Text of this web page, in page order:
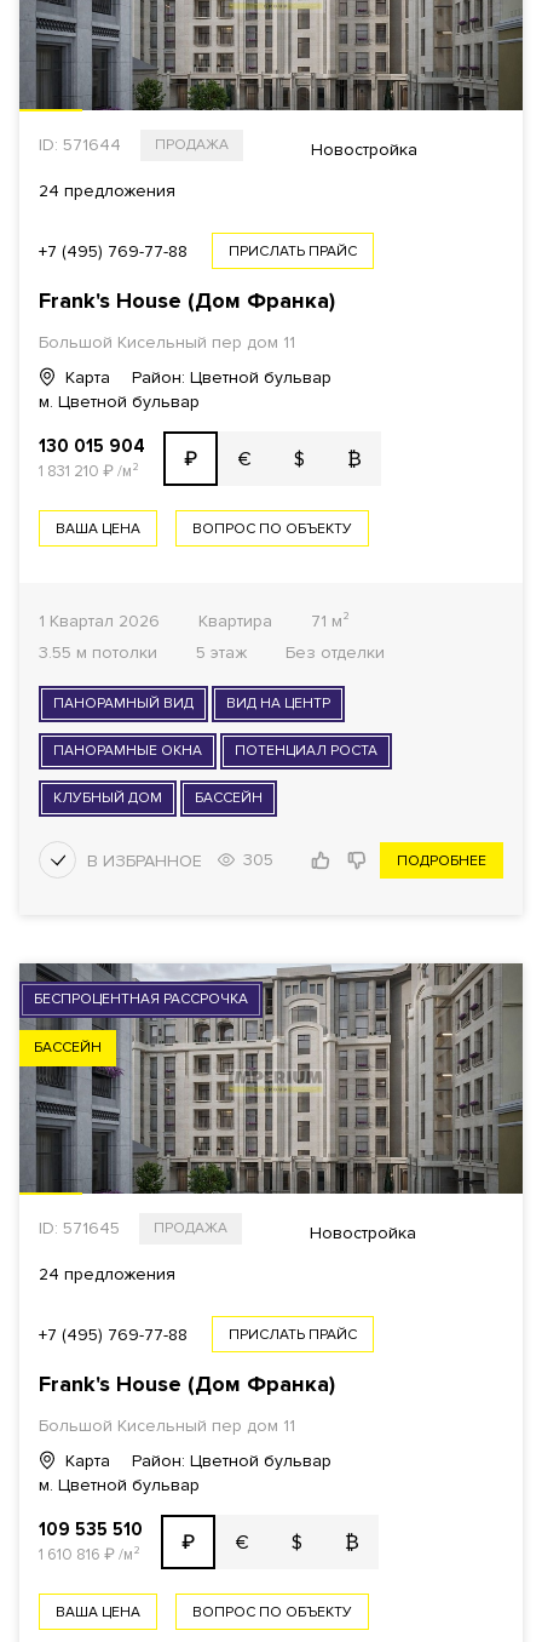
ID: 571644 ПРОДАЖА Новостройка
24 предложения
+7 (495) 769-77-88 ПРИСЛАТЬ ПРАЙС
Frank's House (Дом Франка)
Большой Кисельный пер дом 11
Карта
Район: Цветной бульвар
м. Цветной бульвар
130 015 904
1 831 210 ₽/м² ₽ € $ ₿
ВАША ЦЕНА ВОПРОС ПО ОБЪЕКТУ
1 Квартал 2026 Квартира
71 м²
3.55 м потолки
5 этаж Без отделки
ПАНОРАМНЫЙ ВИД ВИД НА ЦЕНТР
ПАНОРАМНЫЕ ОКНА ПОТЕНЦИАЛ РОСТА
КЛУБНЫЙ ДОМ БАССЕЙН
305 ПОДРОБНЕЕ
БЕСПРОЦЕНТНАЯ РАССРОЧКА
БАССЕЙН
ID: 571645 ПРОДАЖА Новостройка
24 предложения
+7 (495) 769-77-88 ПРИСЛАТЬ ПРАЙС
Frank's House (Дом Франка)
Большой Кисельный пер дом 11
Карта
Район: Цветной бульвар
м. Цветной бульвар
109 535 510
1 610 816 ₽/м² ₽ € $ ₿
ВАША ЦЕНА ВОПРОС ПО ОБЪЕКТУ